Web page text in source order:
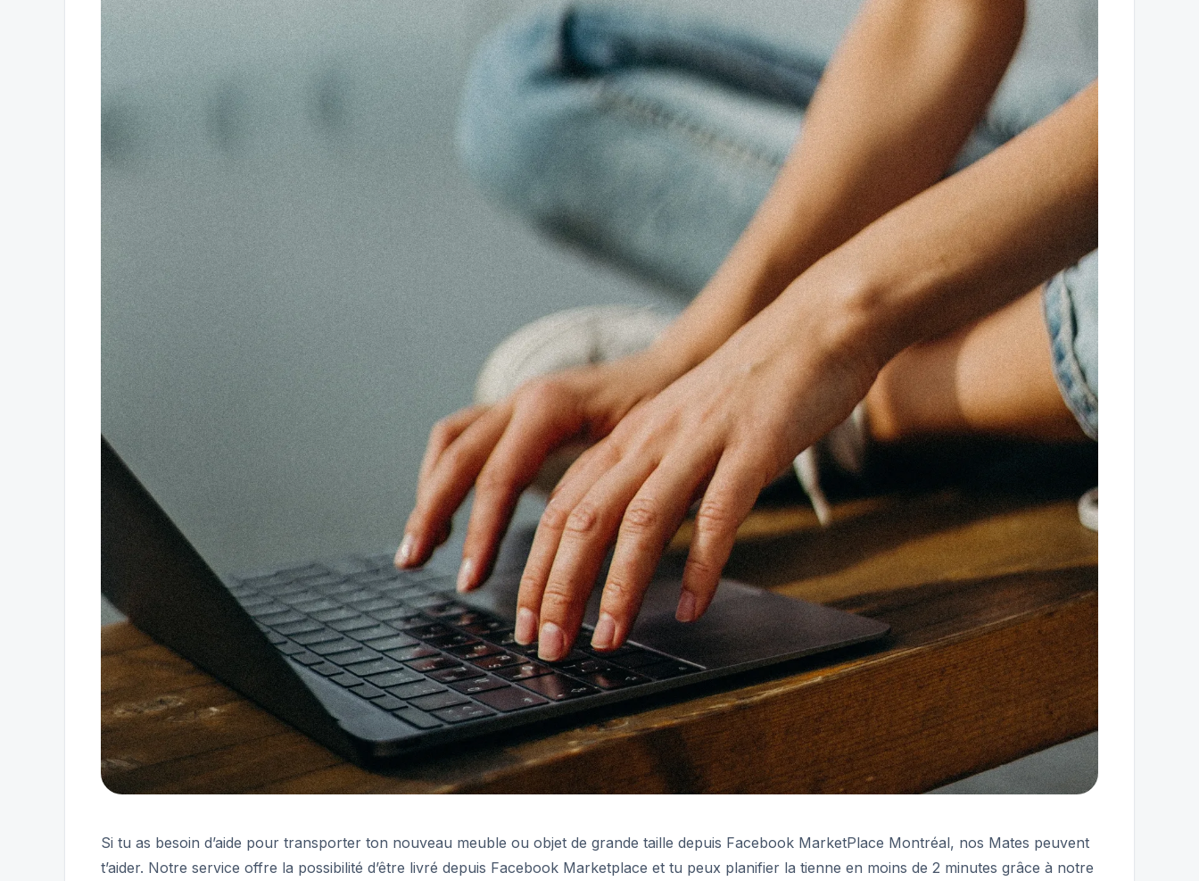
Si tu as besoin d’aide pour transporter ton nouveau meuble ou objet de grande taille depuis Facebook MarketPlace Montréal, nos Mates peuvent
t’aider. Notre service offre la possibilité d’être livré depuis Facebook Marketplace et tu peux planifier la tienne en moins de 2 minutes grâce à notre